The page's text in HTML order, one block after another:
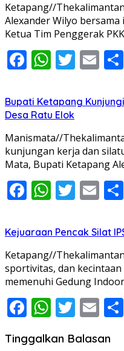
Ketapang//
Alexander Wilyo
Ketua Tim Penggerak
Facebook
Bupati Ketapang
Desa Ratu Elok
Manismata//
kunjungan kerja dan
Mata, Bupati Ketapang
Facebook
Kejuaraan Pencak Silat
Ketapang//
sportivitas, dan
memenuhi Gedung
Facebook
Tinggalkan Balasan